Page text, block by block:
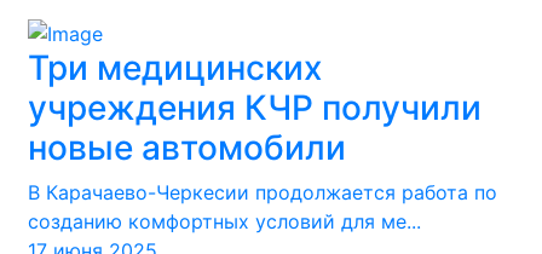
Три медицинских
учреждения КЧР получили
новые автомобили
В Карачаево-Черкесии продолжается работа по
созданию комфортных условий для ме...